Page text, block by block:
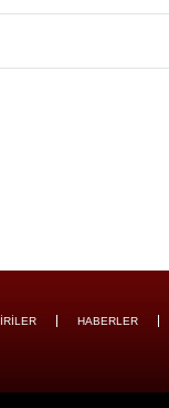
HABERLER